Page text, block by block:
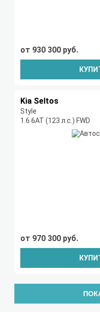
от 930 300 руб.
Kia Seltos
Style
1.6 6АТ (123 л.с.) FWD
от 970 300 руб.